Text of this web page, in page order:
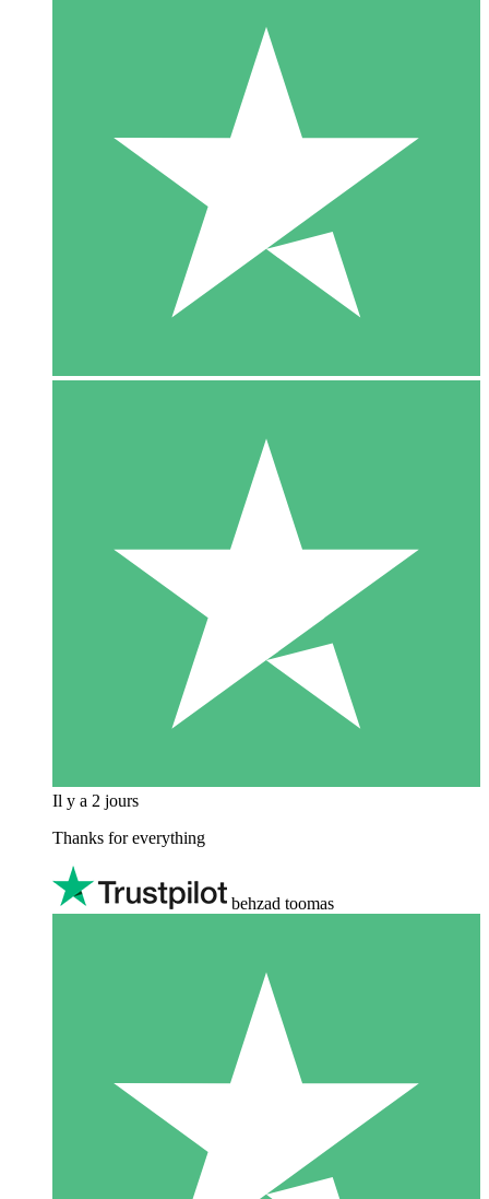
Il y a 2 jours
Thanks for everything
behzad toomas